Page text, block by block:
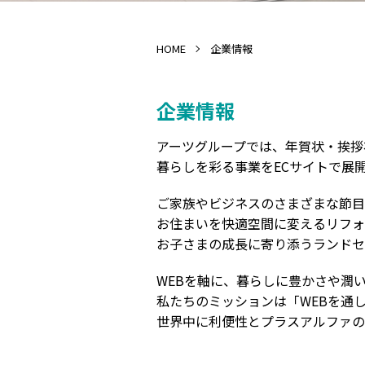
HOME 企業情報
企業情報
アーツグループでは、年賀状・挨
暮らしを彩る事業をECサイトで展
ご家族やビジネスのさまざまな節
お住まいを快適空間に変えるリフォ
お子さまの成長に寄り添うランドセ
WEBを軸に、暮らしに豊かさや潤
私たちのミッションは「WEBを通
世界中に利便性とプラスアルファ